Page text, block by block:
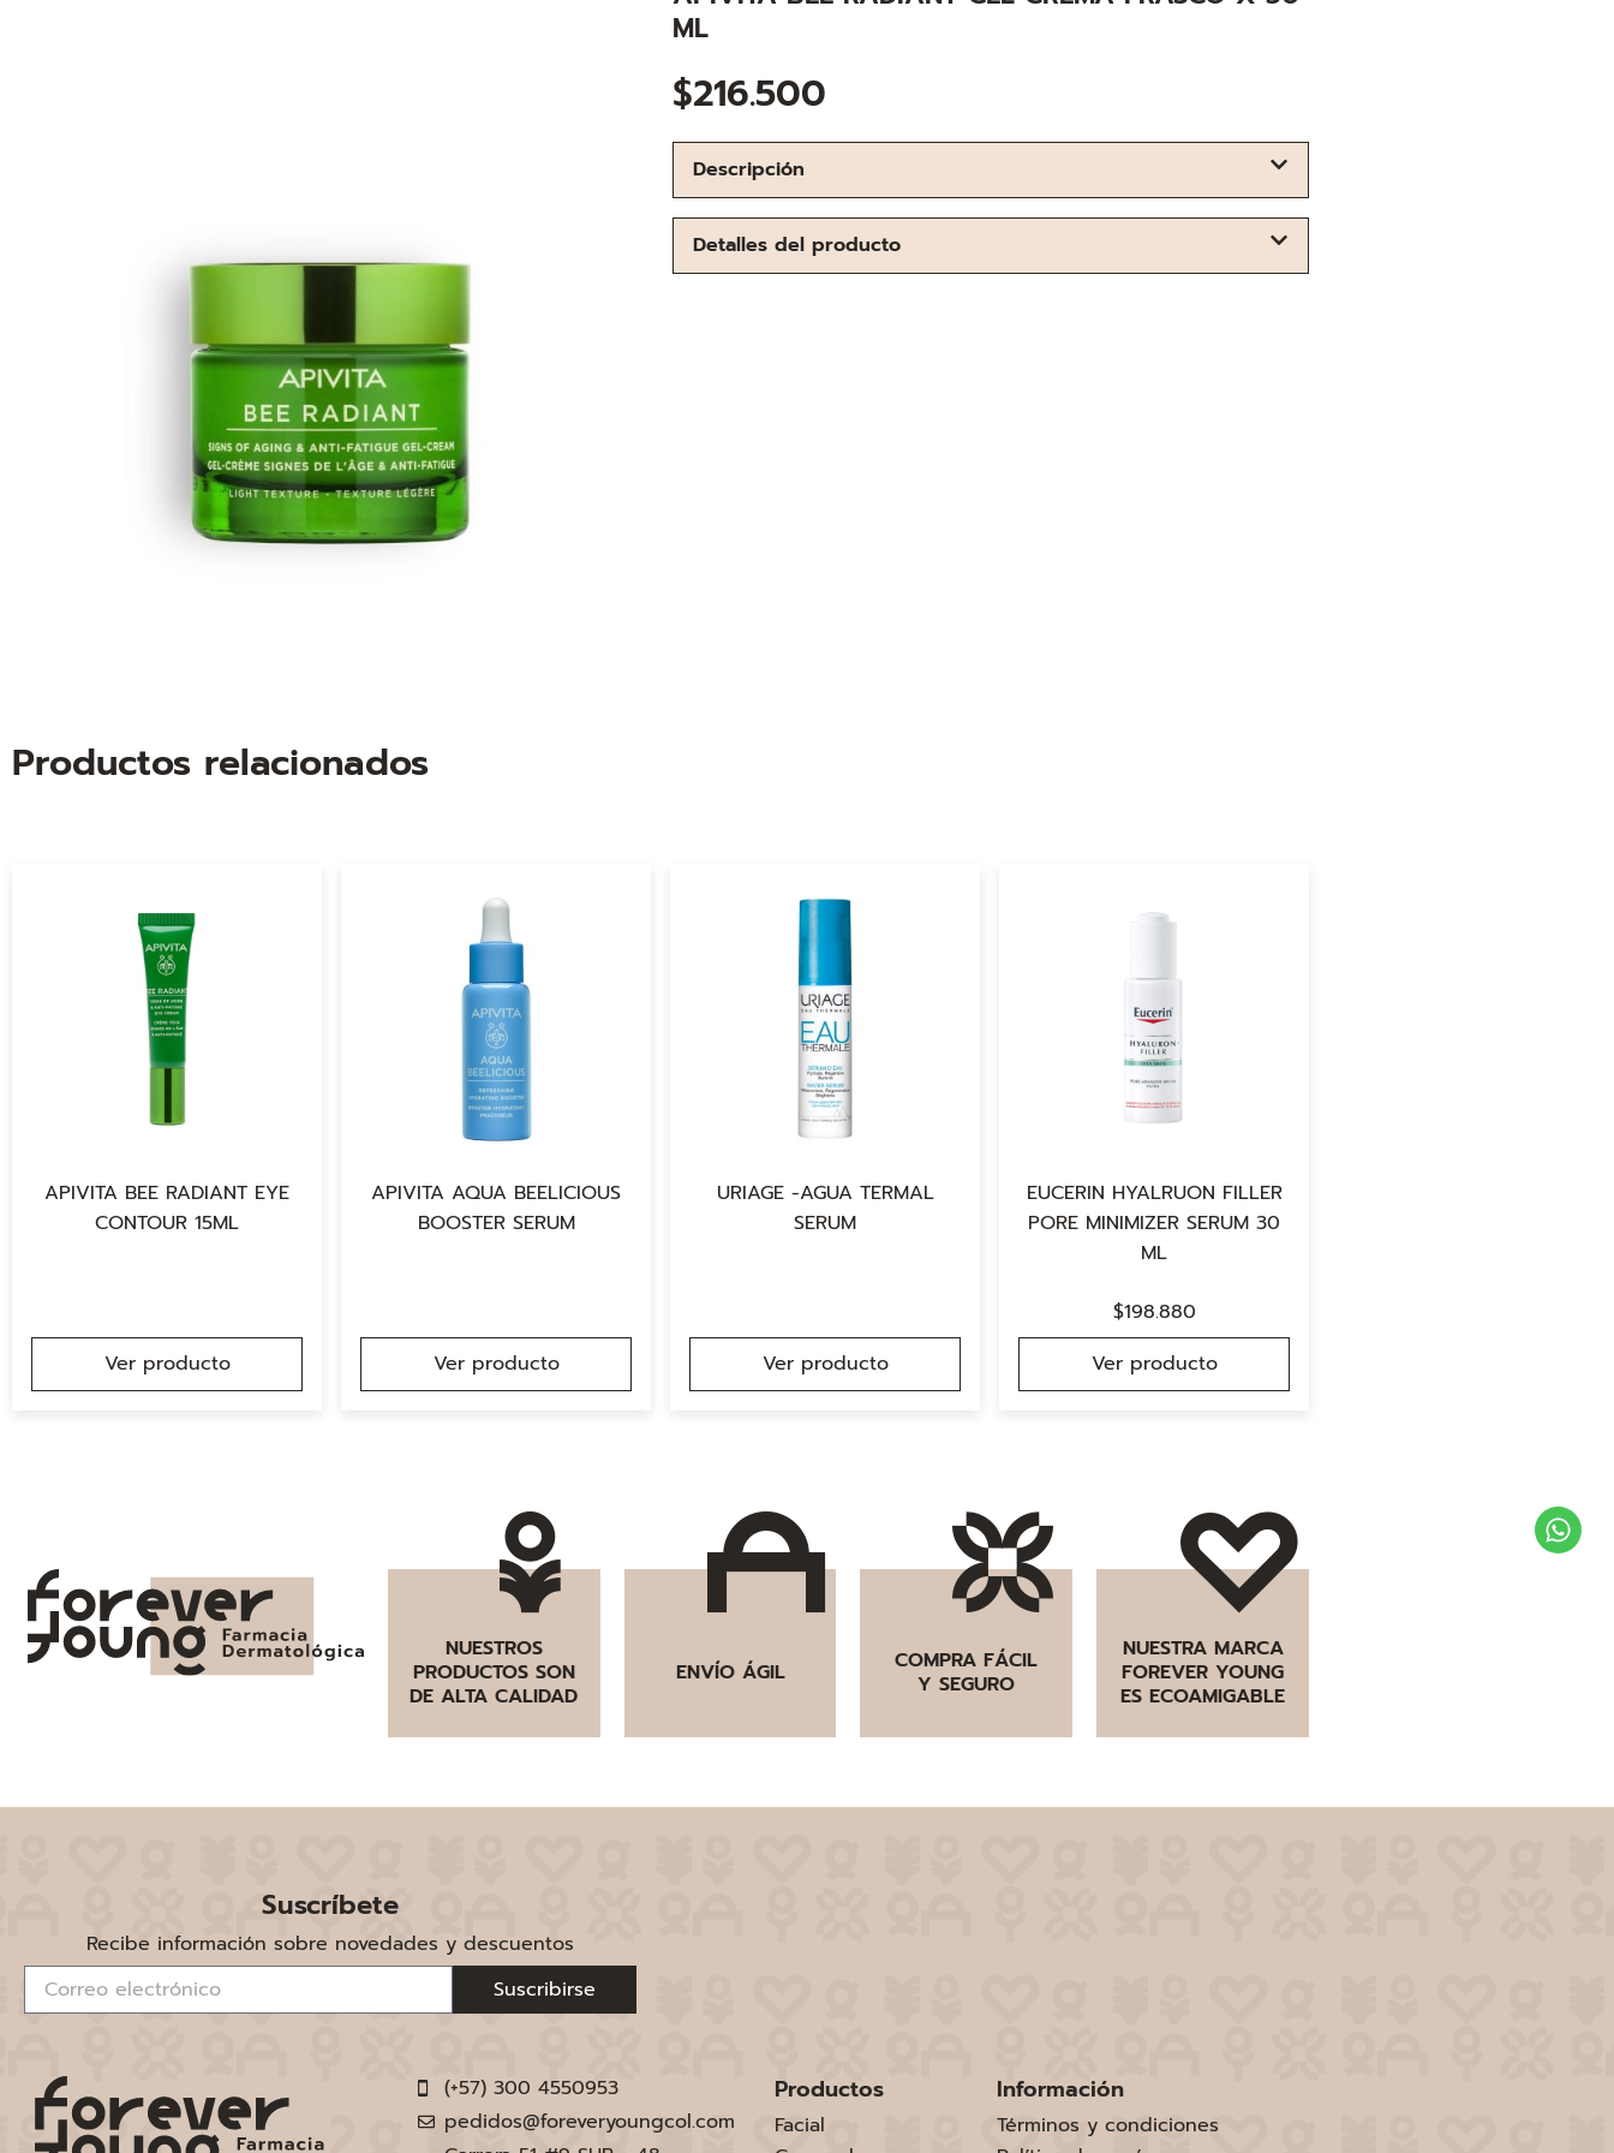
ML
$216.500
Descripción
Detalles del producto
Productos relacionados
APIVITA BEE RADIANT EYE
CONTOUR 15ML
Ver producto
APIVITA AQUA BEELICIOUS
BOOSTER SERUM
Ver producto
URIAGE -AGUA TERMAL
SERUM
Ver producto
EUCERIN HYALRUON FILLER
PORE MINIMIZER SERUM 30
ML
$198.880
Ver producto
NUESTROS
PRODUCTOS SON
DE ALTA CALIDAD
ENVÍO ÁGIL
COMPRA FÁCIL
Y SEGURO
NUESTRA MARCA
FOREVER YOUNG
ES ECOAMIGABLE
Suscríbete
Recibe información sobre novedades y descuentos
Suscribirse
(+57) 300 4550953
pedidos@foreveryoungcol.com
Productos
Facial
Información
Términos y condiciones